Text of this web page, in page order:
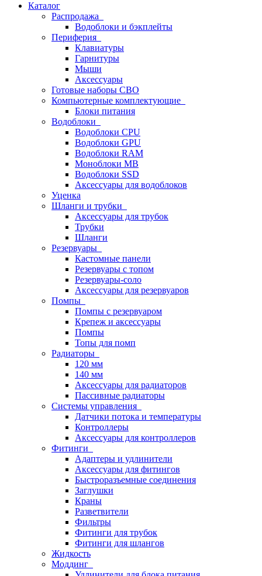
Каталог
Распродажа
Водоблоки и бэкплейты
Периферия
Клавиатуры
Гарнитуры
Мыши
Аксессуары
Готовые наборы СВО
Компьютерные комплектующие
Блоки питания
Водоблоки
Водоблоки CPU
Водоблоки GPU
Водоблоки RAM
Моноблоки MB
Водоблоки SSD
Аксессуары для водоблоков
Уценка
Шланги и трубки
Аксессуары для трубок
Трубки
Шланги
Резервуары
Кастомные панели
Резервуары с топом
Резервуары-соло
Аксессуары для резервуаров
Помпы
Помпы с резервуаром
Крепеж и аксессуары
Помпы
Топы для помп
Радиаторы
120 мм
140 мм
Аксессуары для радиаторов
Пассивные радиаторы
Системы управления
Датчики потока и температуры
Контроллеры
Аксессуары для контроллеров
Фитинги
Адаптеры и удлинители
Аксессуары для фитингов
Быстроразъемные соединения
Заглушки
Краны
Разветвители
Фильтры
Фитинги для трубок
Фитинги для шлангов
Жидкость
Моддинг